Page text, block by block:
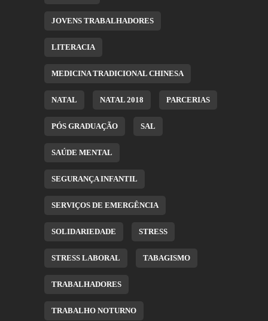
JOVENS TRABALHADORES
LITERACIA
MEDICINA TRADICIONAL CHINESA
NATAL NATAL 2018 PARCERIAS
PÓS GRADUAÇÃO SAL
SAÚDE MENTAL
SEGURANÇA INFANTIL
SERVIÇOS DE EMERGÊNCIA
SOLIDARIEDADE STRESS
STRESS LABORAL TABAGISMO
TRABALHADORES
TRABALHO NOTURNO